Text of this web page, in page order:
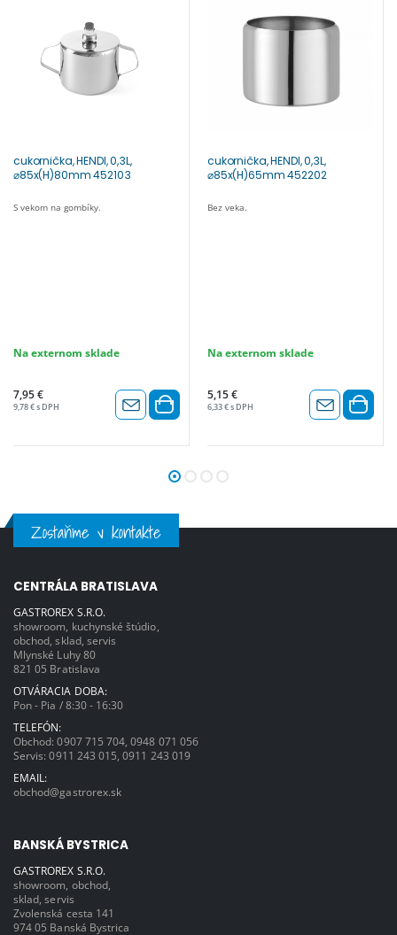
cukornička, HENDI, 0,3L,
⌀85x(H)80mm 452103
S vekom na gombíky.
Na externom sklade
7,95 €
9,78 € s DPH
cukornička, HENDI, 0,3L,
⌀85x(H)65mm 452202
Bez veka.
Na externom sklade
5,15 €
6,33 € s DPH
Zostaňme v kontakte
CENTRÁLA BRATISLAVA
GASTROREX S.R.O.
showroom, kuchynské štúdio,
obchod, sklad, servis
Mlynské Luhy 80
821 05 Bratislava
OTVÁRACIA DOBA:
Pon - Pia / 8:30 - 16:30
TELEFÓN:
Obchod:0907 715 704 ,0948 071 056
Servis:0911 243 015 ,0911 243 019
EMAIL:
obchod@gastrorex.sk
BANSKÁ BYSTRICA
GASTROREX S.R.O.
showroom, obchod,
sklad, servis
Zvolenská cesta 141
974 05 Banská Bystrica